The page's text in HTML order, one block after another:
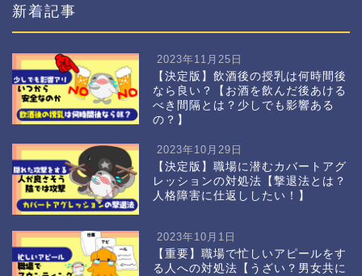
新着記事
2023年11月25日
【決定版】飲酒後の授乳は何時間後
なら良い？【お酒を飲んだ後あける
べき間隔とは？少しでも影響ある
の？】
2023年10月29日
【決定版】職場に潜むカバートアグ
レッションの対処法【撃退法とは？
人格障害に仕返ししたい！】
2023年10月1日
【重要】職場で忙しいアピールをす
る人への対処法【うざい？男女共に